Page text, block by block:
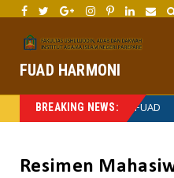
FUAD HARMONI
BREAKING NEWS:
Kegiatan Monev FUAD
Resimen